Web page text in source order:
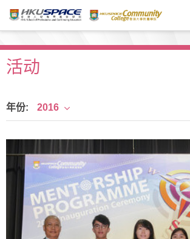
主
容活动
年份: 2016